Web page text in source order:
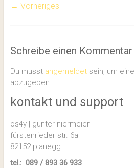
← Vorheriges
Schreibe einen Kommentar
Du musst angemeldetsein, um
abzugeben.
kontakt und support
os4y | günter niermeier
fürstenrieder str. 6a
82152 planegg
tel.: 089 / 893 36 933